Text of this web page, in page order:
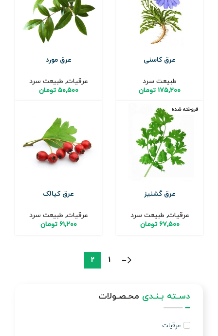
دسـته بـنـدی محـصـولات
عرقیات
عرق کاسنی
طبیعت سرد
۱۷۵,۲۰۰ تومان
عرق مورد
عرقیات, طبیعت سرد
۵۰,۵۰۰ تومان
فروخته شده
عرق گشنیز
عرقیات, طبیعت سرد
۶۷,۵۰۰ تومان
عرق کیالک
عرقیات, طبیعت سرد
۶۱,۲۰۰ تومان
←
1
2